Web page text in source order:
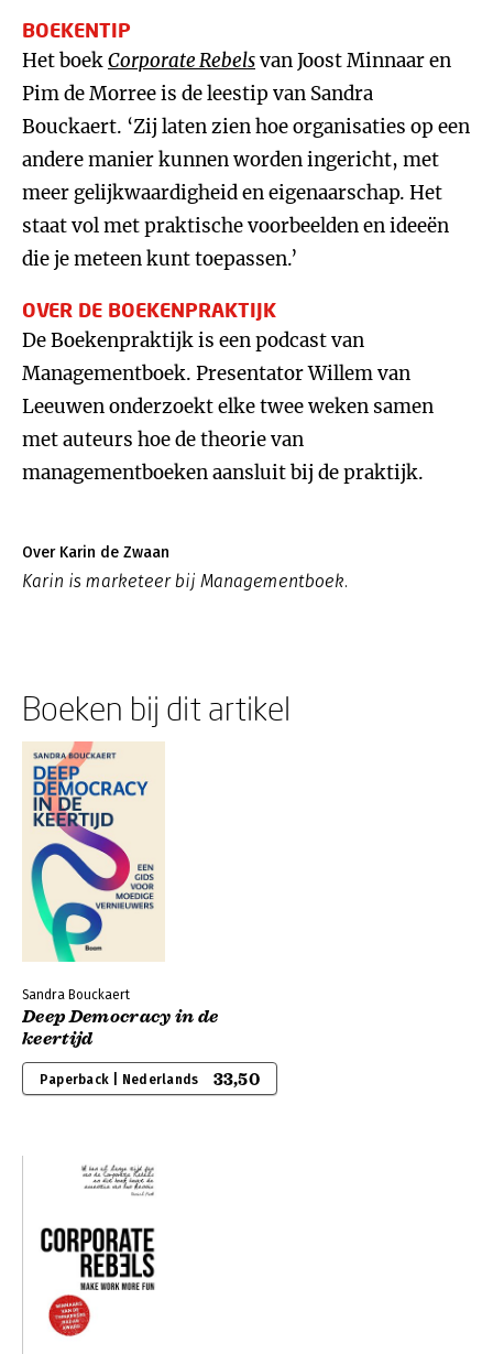
BOEKENTIP
Het boekCorporate Rebelsvan Joost Minnaar en
Pim de Morree is de leestip van Sandra
Bouckaert. ‘Zij laten zien hoe organisaties op een
andere manier kunnen worden ingericht, met
meer gelijkwaardigheid en eigenaarschap. Het
staat vol met praktische voorbeelden en ideeën
die je meteen kunt toepassen.’
OVER DE BOEKENPRAKTIJK
De Boekenpraktijk is een podcast van
Managementboek. Presentator Willem van
Leeuwen onderzoekt elke twee weken samen
met auteurs hoe de theorie van
managementboeken aansluit bij de praktijk.
Over Karin de Zwaan
Karin is marketeer bij Managementboek.
Boeken bij dit artikel
Sandra Bouckaert
Deep Democracy in de
keertijd
Paperback | Nederlands 33,50